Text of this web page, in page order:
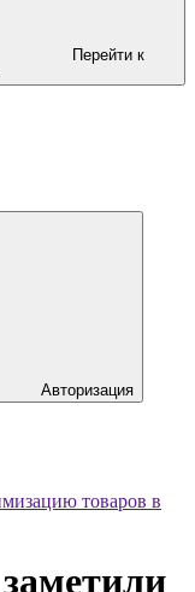
Перейти к
Авторизация
товаров в